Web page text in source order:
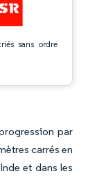
sans ordre
par
carrés en
et dans les